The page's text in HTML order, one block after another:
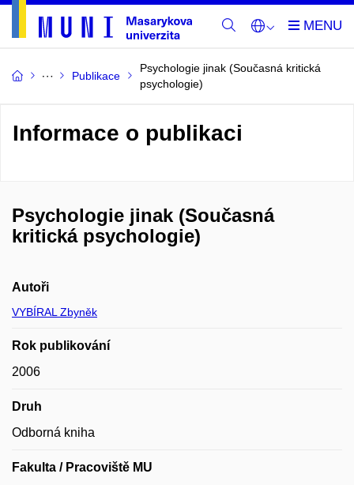
Publikace
Psychologie jinak (Současná kritická
psychologie)
Informace o publikaci
Psychologie jinak (Současná
kritická psychologie)
Autoři
VYBÍRAL Zbyněk
Rok publikování
2006
Druh
Odborná kniha
Fakulta / Pracoviště MU